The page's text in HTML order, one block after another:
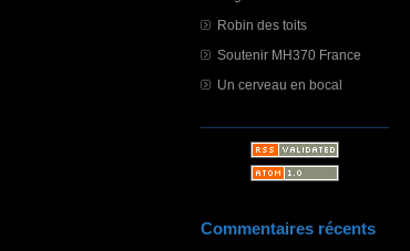
Robin des toits
Soutenir MH370 France
Un cerveau en bocal
Commentaires récents